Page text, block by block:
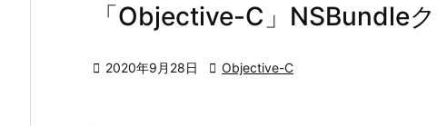
「Objective-C」NSBundle
 2020年9月28日  Objective-C